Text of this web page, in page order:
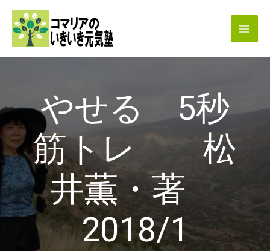
やせる 5秒
筋トレ 松
井薫・著
2018/1